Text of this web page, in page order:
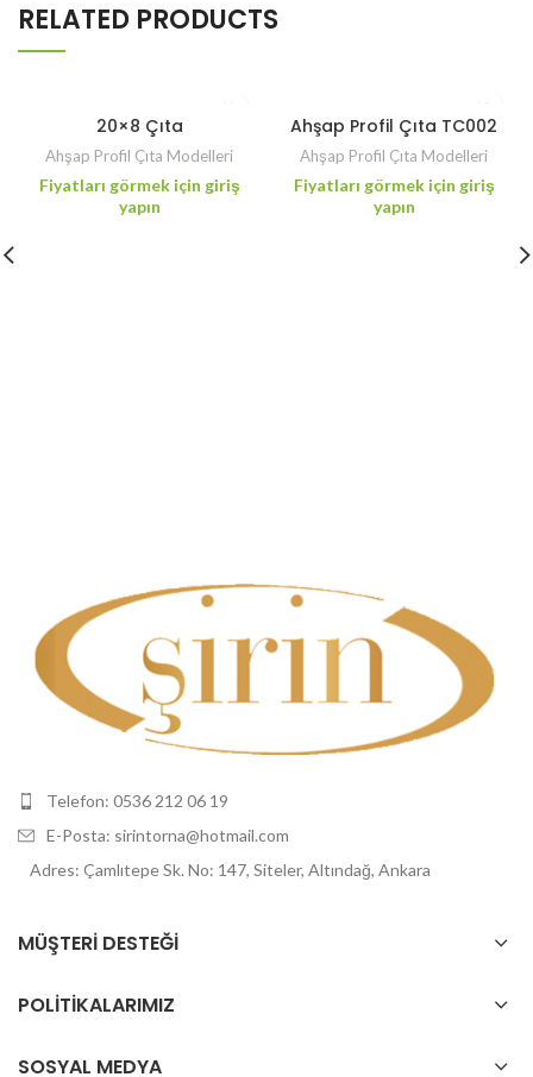
RELATED PRODUCTS
20×8 Çıta
Ahşap Profil Çıta Modelleri
Ahşap Profil Çıta TC002
Ahşap Profil Çıta Modelleri
Telefon: 0536 212 06 19
E-Posta: sirintorna@hotmail.com
Adres: Çamlıtepe Sk. No: 147, Siteler, Altındağ, Ankara
MÜŞTERI DESTEĞI
POLİTİKALARIMIZ
SOSYAL MEDYA